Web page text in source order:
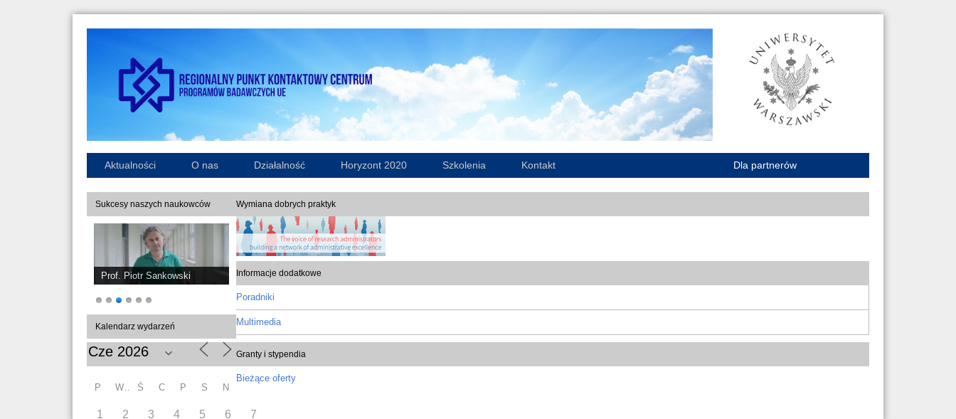
Aktualności O nas Działalność Horyzont 2020 Szkolenia Kontakt Dla partnerów
Sukcesy naszych naukowców
Prof. Piotr Sankowski
Kalendarz wydarzeń
P Ś C P S N
1 2 3 4 5 6 7
Wymiana dobrych praktyk
Informacje dodatkowe
Poradniki
Multimedia
Granty i stypendia
Bieżące oferty